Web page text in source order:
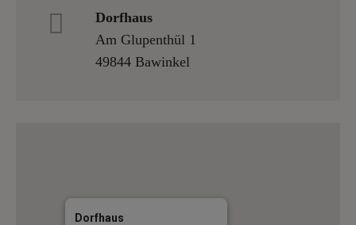
Dorfhaus
Am Glupenthül 1
49844 Bawinkel
Dorfhaus